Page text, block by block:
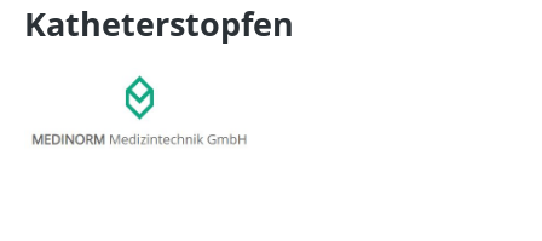
Katheterstopfen